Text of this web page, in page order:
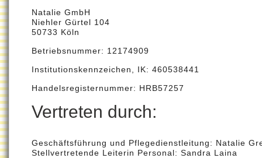
Natalie GmbH
Niehler Gürtel 104
50733 Köln
Betriebsnummer: 12174909
Institutionskennzeichen
IK: 460538441
Handelsregisternummer: HRB57257
Vertreten durch:
Geschäftsführung und Pflegedienstleitung: Natalie
Stellvertretende Leiterin Personal: Sandra Laina